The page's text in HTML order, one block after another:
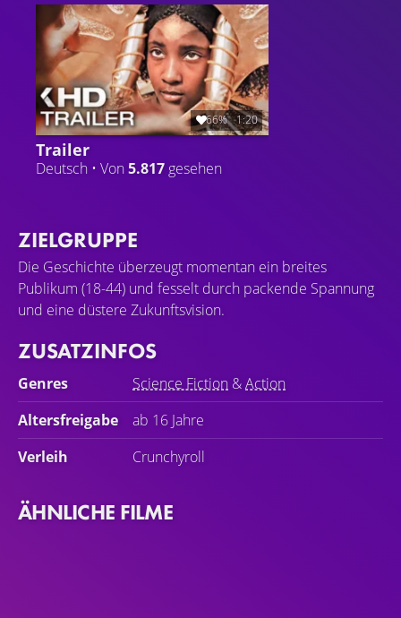
Königreichs um sich dort ihrem Todfeind aus Kindertagen
zu stellen: Commander Lazaro.
66% 1:20
Trailer
Deutsch • Von5.817 gesehen
ZIELGRUPPE
Die Geschichte überzeugt momentan ein breites
Publikum (18-44) und fesselt durch packende Spannung
und eine düstere Zukunftsvision.
ZUSATZINFOS
Genres Science Fiction &Action
Altersfreigabe
ab 16 Jahre
Verleih
Crunchyroll
ÄHNLICHE FILME